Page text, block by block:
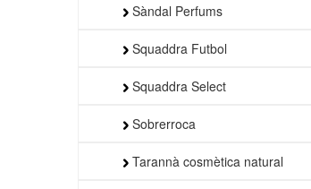
Sàndal Perfums
Squaddra Futbol
Squaddra Select
Sobrerroca
Tarannà cosmètica natural